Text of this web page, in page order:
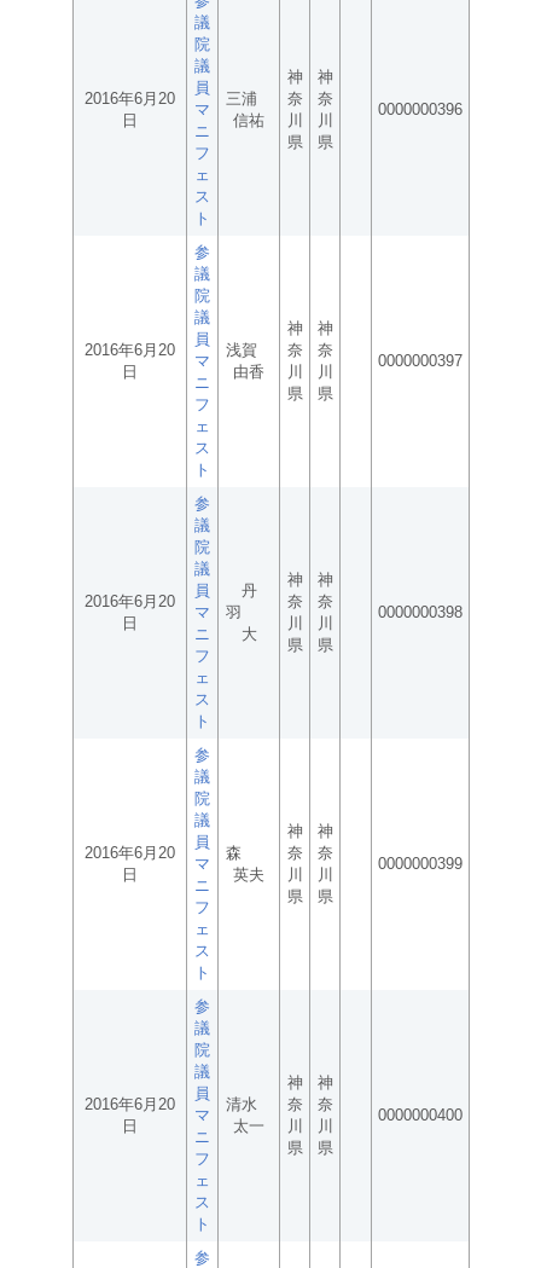
2016年6月20
日
議
院
議
員
マ
ニ
フ
ェ
ス
ト
三浦
信祐
神
奈
川
県
神
奈
川
県
0000000396
2016年6月20
日
参
議
院
議
員
マ
ニ
フ
ェ
ス
ト
浅賀
由香
神
奈
川
県
神
奈
川
県
0000000397
2016年6月20
日
参
議
院
議
員
マ
ニ
フ
ェ
ス
ト
丹
羽
大
神
奈
川
県
神
奈
川
県
0000000398
2016年6月20
日
参
議
院
議
員
マ
ニ
フ
ェ
ス
ト
森
英夫
神
奈
川
県
神
奈
川
県
0000000399
2016年6月20
日
参
議
院
議
員
マ
ニ
フ
ェ
ス
ト
清水
太一
神
奈
川
県
神
奈
川
県
0000000400
参